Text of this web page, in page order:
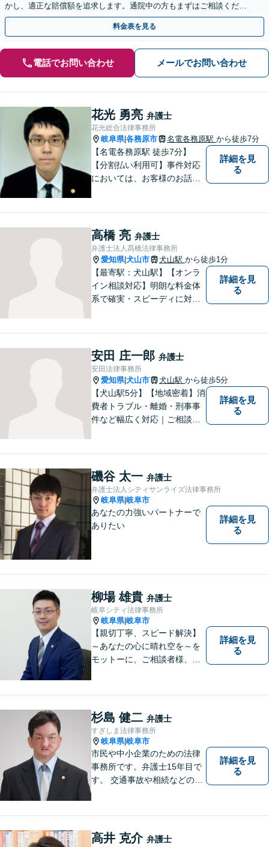
かし、適正な賠償額を追求します。通院中の方もまずはご相談くださ
い【休日・夜間相談可】【駐車場あり】
料金表を見る
電話でお問い合わせ メールでお問い合わせ
花光 勇亮 弁護士
花光総合法律事務所
岐阜県|各務原市 名電各務原駅 から徒歩7分
【名電各務原駅 徒歩7分】
【分割払い利用可】事件対応
においては、お客様のお話を
ることを心がけています。
詳細を見
る
高橋 亮 弁護士
弁護士法人髙橋法律事務所
愛知県|犬山市 犬山駅 から徒歩1分
【最寄駅：犬山駅】【オンラ
イン相談対応】明朗な料金体
系で確実・スピーディに対応
に対応します。【初回相談無
料】法律トラブルでお悩みの
方は、お気軽にご相談くださ
い。
詳細を見
る
安田 庄一郎 弁護士
安田法律事務所
愛知県|犬山市 犬山駅 から徒歩5分
【犬山駅5分】【地域密着】消
費者トラブル・離婚・刑事事
件など幅広く対応｜ご相談者
休日・時間外対応可】
詳細を見
る
磯谷 太一 弁護士
弁護士法人シティサンライズ法律事務所
岐阜県|岐阜市
あなたの力強いパートナーで
ありたい
詳細を見
る
柳場 雄貴 弁護士
岐阜シティ法律事務所
岐阜県|岐阜市
【親切丁寧、スピード解決】
～あなたの心に晴れ空を～を
モットーに、ご相談者様、依
てサポートさせて頂きます。
お気軽にご相談下さい。
詳細を見
る
杉島 健二 弁護士
すぎしま法律事務所
岐阜県|岐阜市
市民や中小企業のための法律
事務所です。弁護士15年目で
す。 交通事故や相続などの相
などの家事事件を解決してき
ました。特に交通事故では多
詳細を見
る
高井 克介 弁護士